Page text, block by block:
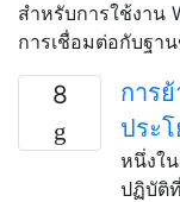
สำหรับการใช้งาน
การเชื่อมต่อกับฐา
8
การ
ประ
หนึ่งใ
ปฏิบัติ